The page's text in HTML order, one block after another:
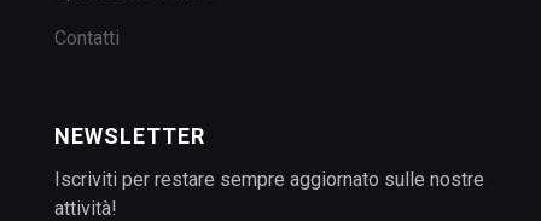
Contatti
NEWSLETTER
Iscriviti per restare sempre aggiornato sulle nostre
attività!